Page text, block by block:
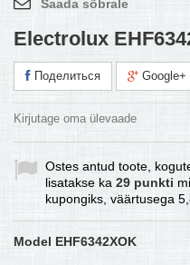
Saada sõbrale
Electrolux
Поделиться Google+
Kirjutage oma ülevaade
Ostes antud toote,
lisatakse ka 29 punkti
kupongiks, väärtusega
Model EHF6342XOK